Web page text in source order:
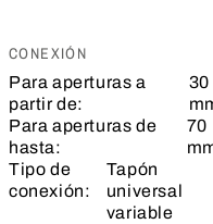
CONEXIÓN
Para aperturas a
partir de:
30
Para aperturas de
hasta:
70
Tipo de
conexión:
Tapón
universal
variable